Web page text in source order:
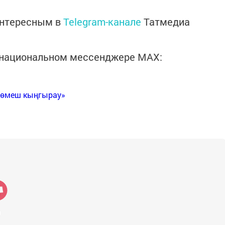
вTelegram-канале Татмедиа
мессенджере MАХ:
кыңгырау»